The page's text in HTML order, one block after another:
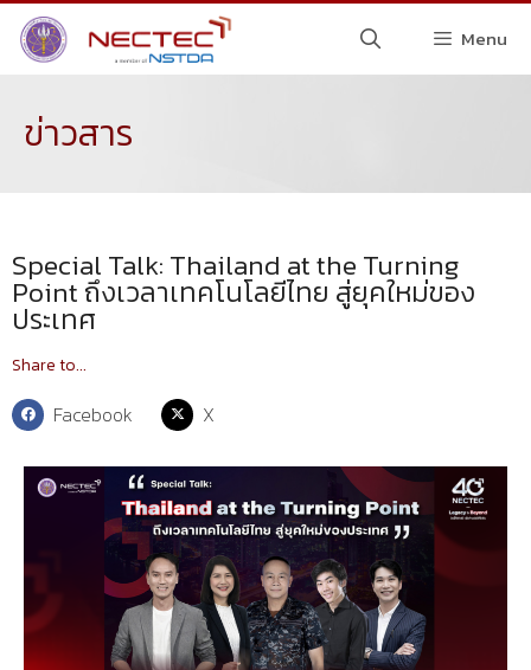
Menu
ข่าวสาร
Special Talk: Thailand at the Turning
Point ถึงเวลาเทคโนโลยีไทย สู่ยุคใหม่ของ
ประเทศ
Share to...
Facebook X